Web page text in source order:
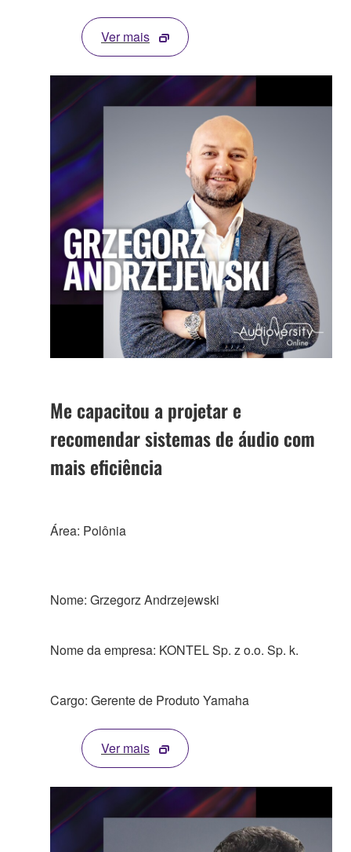
Ver mais
Me capacitou a projetar e
recomendar sistemas de áudio com
mais eficiência
Área: Polônia
Nome: Grzegorz Andrzejewski
Nome da empresa: KONTEL Sp. z o.o. Sp. k.
Cargo: Gerente de Produto Yamaha
Ver mais